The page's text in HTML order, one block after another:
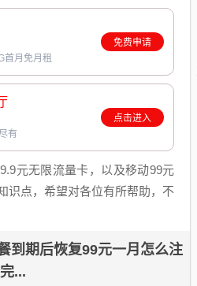
首月免月租
免费申请
有
点击进入
元无限流量卡，以及移动99元
识点，希望对各位有所帮助，不
到期后恢复99元一月怎么注
...